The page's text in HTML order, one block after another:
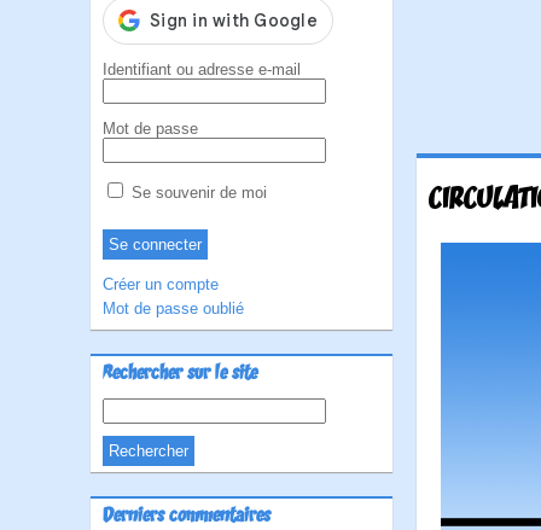
Identifiant ou adresse e-mail
Mot de passe
Se souvenir de moi
Créer un compte
Mot de passe oublié
Rechercher sur le site
Derniers commentaires